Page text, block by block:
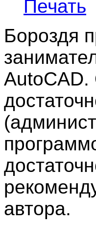
Бороздя
AutoCAD.
автора.